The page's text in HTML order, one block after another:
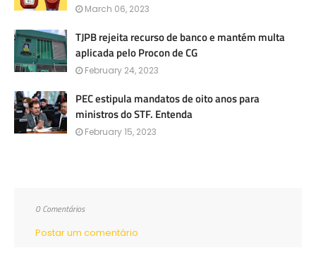
March 06, 2023
TJPB rejeita recurso de banco e mantém multa
aplicada pelo Procon de CG
February 24, 2023
PEC estipula mandatos de oito anos para
ministros do STF. Entenda
February 15, 2023
0 Comentários
Postar um comentário